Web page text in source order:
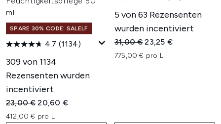
ml
SPARE 30% CODE: SALELF
4.7 (1134)
309 von 1134
Rezensenten wurden
incentiviert
Unverbindliche Preisempfehlung:
23,00 €Aktueller Preis:
20,60 €
412,00 € pro L
5 von 63 Rezensenten
wurden incentiviert
Unverbindliche
31,00 €Aktueller Preis:
23,25 €
775,00 € pro L